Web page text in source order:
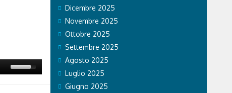
Dicembre 2025
Novembre 2025
Ottobre 2025
Settembre 2025
Agosto 2025
Luglio 2025
Giugno 2025